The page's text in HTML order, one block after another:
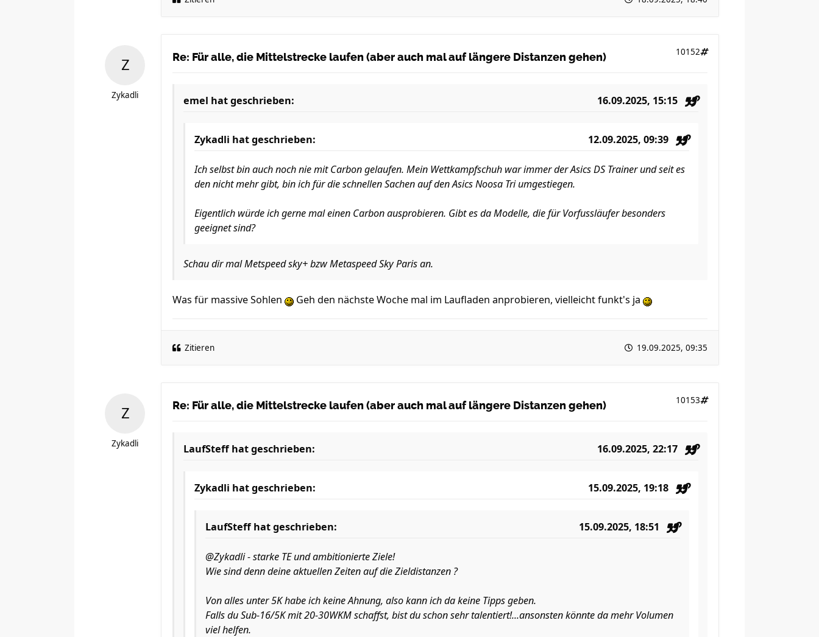
Zykadli
Re: Für alle, die Mittelstrecke laufen (aber auch mal auf längere Distanzen gehen) 10152
emel hat geschrieben: 16.09.2025, 15:15
Zykadli hat geschrieben: 12.09.2025, 09:39
Ich selbst bin auch noch nie mit Carbon gelaufen. Mein Wettkampfschuh war immer der Asics DS Trainer und seit es
den nicht mehr gibt, bin ich für die schnellen Sachen auf den Asics Noosa Tri umgestiegen.
Eigentlich würde ich gerne mal einen Carbon ausprobieren. Gibt es da Modelle, die für Vorfussläufer besonders
geeignet sind?
Schau dir mal Metspeed sky+ bzw Metaspeed Sky Paris an.
Was für massive Sohlen Geh den nächste Woche mal im Laufladen anprobieren, vielleicht funkt's ja
Zitieren 19.09.2025, 09:35
Zykadli
Re: Für alle, die Mittelstrecke laufen (aber auch mal auf längere Distanzen gehen) 10153
LaufSteffhat geschrieben: 16.09.2025, 22:17
Zykadli hat geschrieben: 15.09.2025, 19:18
LaufSteffhat geschrieben: 15.09.2025, 18:51
@Zykadli - starke TE und ambitionierte Ziele!
Wie sind denn deine aktuellen Zeiten auf die Zieldistanzen ?
Von alles unter 5K habe ich keine Ahnung, also kann ich da keine Tipps geben.
Falls du Sub-16/5K mit 20-30WKM schaffst, bist du schon sehr talentiert!...ansonsten könnte da mehr Volumen
viel helfen.